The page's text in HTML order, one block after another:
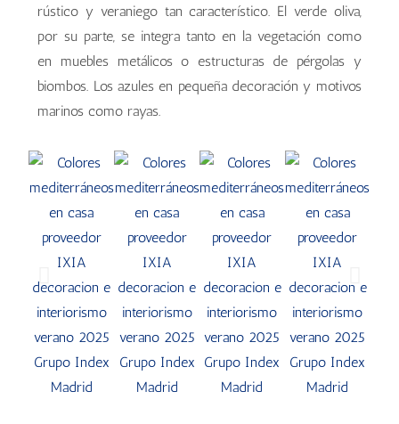
rústico y veraniego tan característico. El verde oliva,
por su parte, se integra tanto en la vegetación como
en muebles metálicos o estructuras de pérgolas y
biombos. Los azules en pequeña decoración y motivos
marinos como rayas.